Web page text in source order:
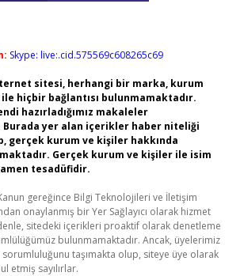
Skype: live:.cid.575569c608265c69
sitesi, herhangi bir marka, kurum
hiçbir bağlantısı bulunmamaktadır.
hazırladığımız makaleler
Burada yer alan içerikler haber niteliği
gerçek kurum ve kişiler hakkında
Gerçek kurum ve kişiler ile isim
tesadüfidir.
Kanun gereğince Bilgi Teknolojileri ve İletişim
onaylanmış bir Yer Sağlayıcı olarak hizmet
sitedeki içerikleri proaktif olarak denetleme
bulunmamaktadır. Ancak, üyelerimiz
sorumluluğunu taşımakta olup, siteye üye olarak
etmiş sayılırlar.